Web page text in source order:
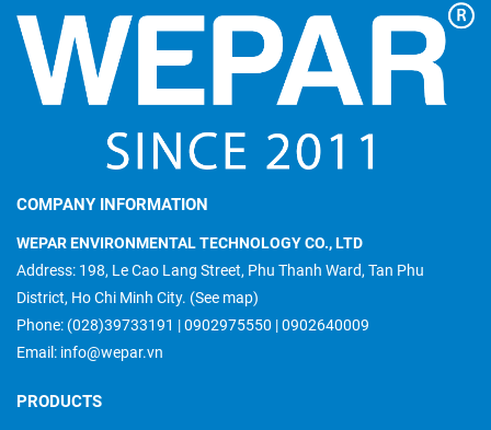
Công ty Xí nghiệp liên hợp Z751 Bộ Quốc
Đồng Nai
Investor:
Công ty Z751
COMPANY INFORMATION
WEPAR ENVIRONMENTAL TECHNOLOGY CO., LTD
Address: 198, Le Cao Lang Street, Phu Thanh Ward, Tan Phu
District, Ho Chi Minh City. (See map)
Phone: (028)39733191 |0902975550 |0902640009
Email: info@wepar.vn
PRODUCTS